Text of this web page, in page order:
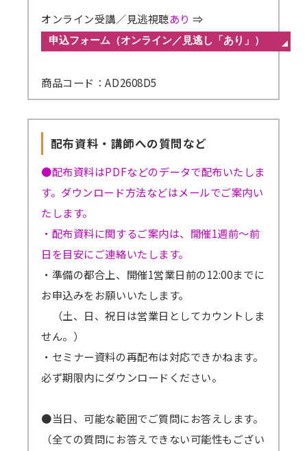
オンライン受講／見逃視聴あり ⇒
商品コード：AD2608D5
配布資料・講師への質問など
●配布資料はPDFなどのデータで配布いたしま
す。ダウンロード方法などはメールでご案内い
たします。
・配布資料に関するご案内は、開催1週前～前
日を目安にご連絡いたします。
・準備の都合上、開催1営業日前の12:00までに
お申込みをお願いいたします。
（土、日、祝日は営業日としてカウントしま
せん。）
・セミナー資料の再配布は対応できかねます。
必ず期限内にダウンロードください。
●当日、可能な範囲でご質問にお答えします。
（全ての質問にお答えできない可能性もござい